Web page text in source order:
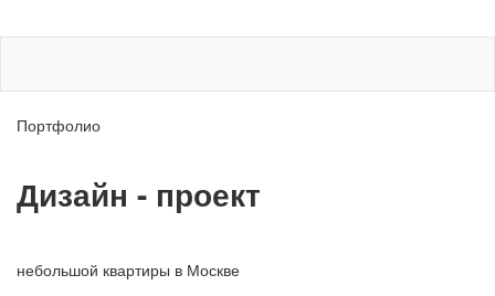
Портфолио
Дизайн - проект
небольшой квартиры в Москве